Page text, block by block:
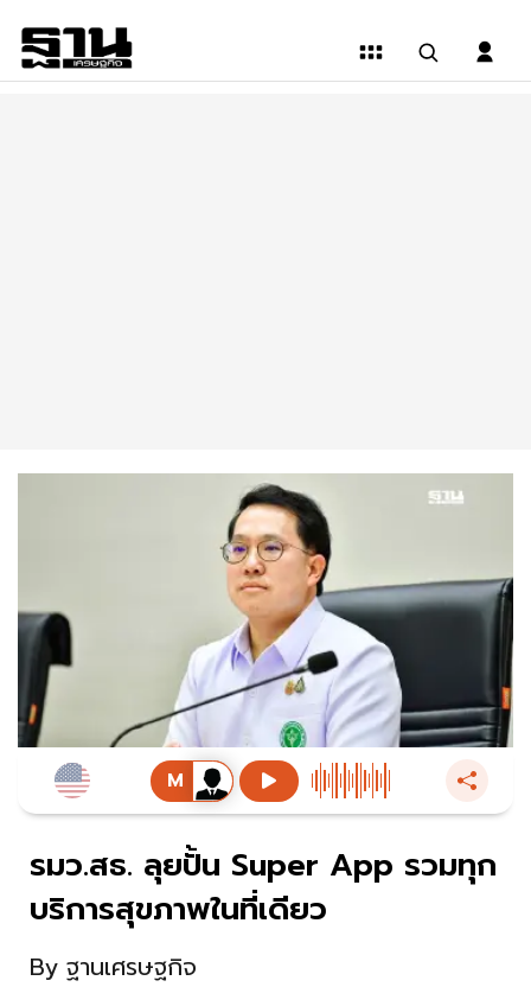
รมว.สธ. ลุยปั้น Super App รวมทุก
บริการสุขภาพในที่เดียว
By ฐานเศรษฐกิจ